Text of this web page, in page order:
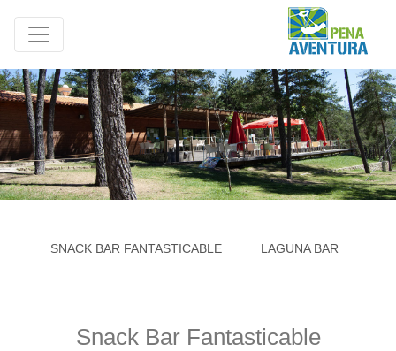
SNACK BAR FANTASTICABLE LAGUNA BAR
Snack Bar Fantasticable